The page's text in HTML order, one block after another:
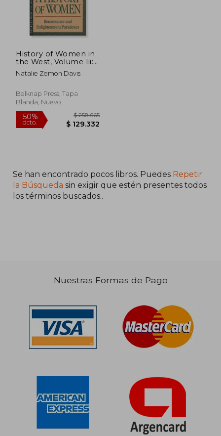
50%
dcto.
$ 168.764
$ 84.382
50%
dcto.
$
$
History of Women in
the West, Volume Iii:
Renaissance and the
Enlightenment
Natalie Zemon Davis
Belknap Press, Tapa
Blanda, Nuevo
dcto.
Se han encontrado pocos libros. Puedes Repetir
la Búsqueda sin exigir que estén presentes todos
los términos buscados..
Nuestras Formas de Pago